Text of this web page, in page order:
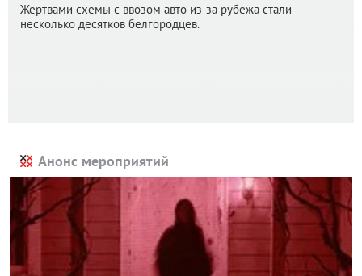
Жертвами схемы с ввозом авто из-за рубежа стали
несколько десятков белгородцев.
Анонс мероприятий